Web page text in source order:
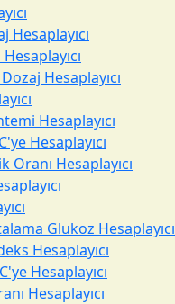
Hesaplayıcı
Hesaplayıcı
Hesaplayıcı
Hesaplayıcı
Oranı Hesaplayıcı
Glukoz Hesaplayıcı
Hesaplayıcı
Hesaplayıcı
Hesaplayıcı